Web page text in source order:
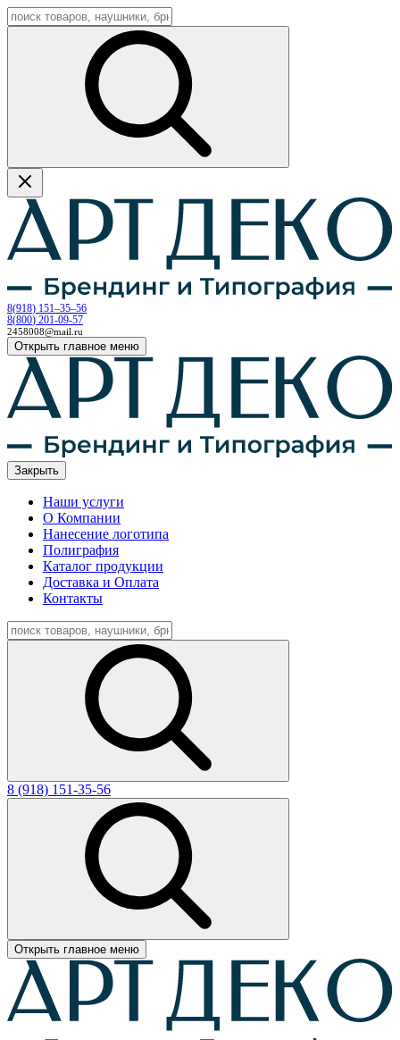
8(918) 151–35–56
8(800) 201-09-57
2458008@mail.ru
Открыть главное меню
Закрыть
Наши услуги
О Компании
Нанесение логотипа
Полиграфия
Каталог продукции
Доставка и Оплата
Контакты
8 (918) 151-35-56
Открыть главное меню